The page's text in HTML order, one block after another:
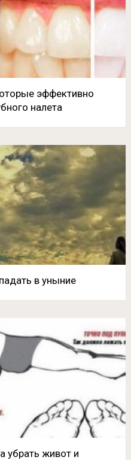
эффективно
налета
в уныние
убрать живот и